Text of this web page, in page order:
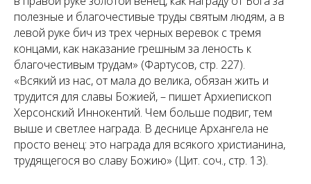
полезные и благочестивые труды святым людям, а в
левой руке бич из трех черных веревок с тремя
концами, как наказание грешным за леность к
благочестивым трудам» (Фартусов, стр. 227).
«Всякий из нас, от мала до велика, обязан жить и
трудится для славы Божией, – пишет Архиепископ
Херсонский Иннокентий. Чем больше подвиг, тем
выше и светлее награда. В деснице Архангела не
просто венец: это награда для всякого христианина,
трудящегося во славу Божию» (Цит. соч., стр. 13).